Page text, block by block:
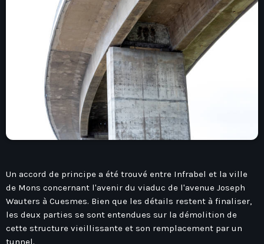
Seven Ile-De-France
Love Like Fun
Auvergne-Rhône-Alpes
Bretagne
Centre-Val De Loire
Corse
Mixstation
L’équipe
Contact
Un accord de principe a été trouvé entre Infrabel et la ville
de Mons concernant l'avenir du viaduc de l'avenue Joseph
Wauters à Cuesmes. Bien que les détails restent à finaliser,
les deux parties se sont entendues sur la démolition de
cette structure vieillissante et son remplacement par un
tunnel.